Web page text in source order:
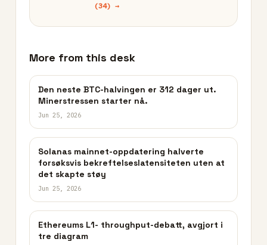
(34) →
More from this desk
Den neste BTC-halvingen er 312 dager ut.
Minerstressen starter nå.
Jun 25, 2026
Solanas mainnet-oppdatering halverte
forsøksvis bekreftelseslatensiteten uten at
det skapte støy
Jun 25, 2026
Ethereums L1- throughput-debatt, avgjort i
tre diagram